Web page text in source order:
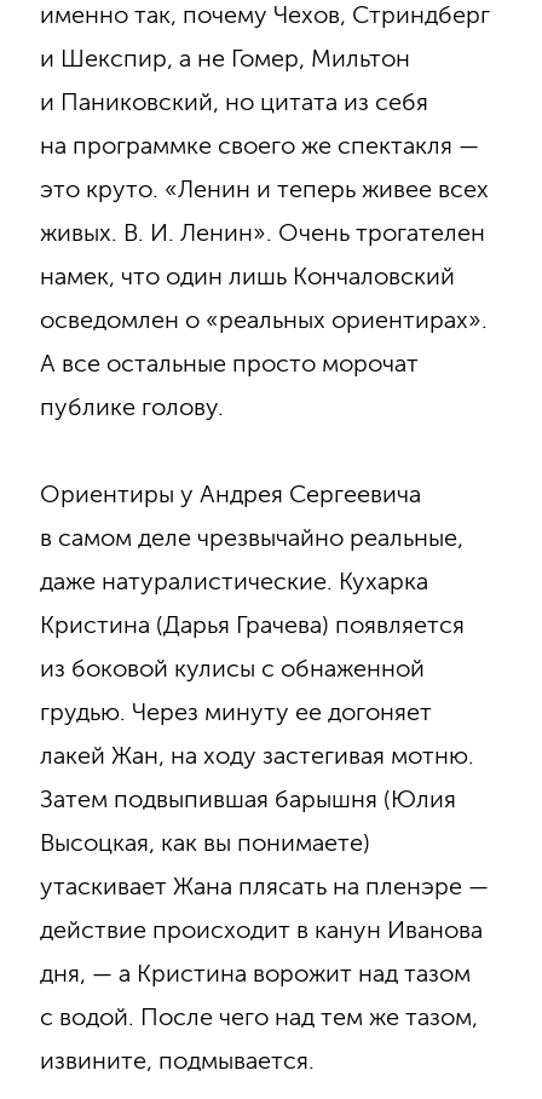
именно так, почему Чехов, Стриндберг
и Шекспир, а не Гомер, Мильтон
и Паниковский, но цитата из себя
на программке своего же спектакля —
это круто. «Ленин и теперь живее всех
живых. В. И. Ленин». Очень трогателен
намек, что один лишь Кончаловский
осведомлен о «реальных ориентирах».
А все остальные просто морочат
публике голову.
Ориентиры у Андрея Сергеевича
в самом деле чрезвычайно реальные,
даже натуралистические. Кухарка
Кристина (Дарья Грачева) появляется
из боковой кулисы с обнаженной
грудью. Через минуту ее догоняет
лакей Жан, на ходу застегивая мотню.
Затем подвыпившая барышня (Юлия
Высоцкая, как вы понимаете)
утаскивает Жана плясать на пленэре —
действие происходит в канун Иванова
дня, — а Кристина ворожит над тазом
с водой. После чего над тем же тазом,
извините, подмывается.